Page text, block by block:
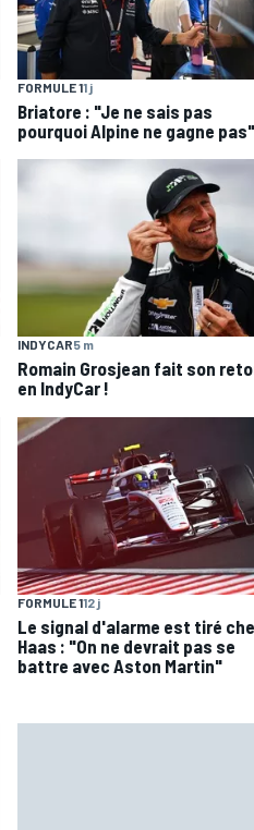
FORMULE 11 j
Briatore : "Je ne sais pas
pourquoi Alpine ne gagne pas"
INDYCAR5 m
Romain Grosjean fait son
en IndyCar !
FORMULE 112 j
Le signal d'alarme est tiré
Haas : "On ne devrait pas se
battre avec Aston Martin"